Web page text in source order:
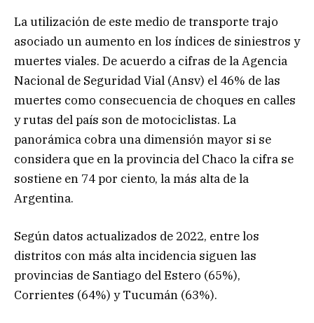
La utilización de este medio de transporte trajo
asociado un aumento en los índices de siniestros y
muertes viales. De acuerdo a cifras de la Agencia
Nacional de Seguridad Vial (Ansv) el 46% de las
muertes como consecuencia de choques en calles
y rutas del país son de motociclistas. La
panorámica cobra una dimensión mayor si se
considera que en la provincia del Chaco la cifra se
sostiene en 74 por ciento, la más alta de la
Argentina.
Según datos actualizados de 2022, entre los
distritos con más alta incidencia siguen las
provincias de Santiago del Estero (65%),
Corrientes (64%) y Tucumán (63%).